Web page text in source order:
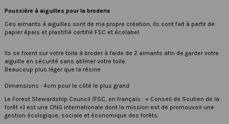
Poussière à aiguilles pour la broderie
Ces aimants à aiguilles sont de ma propre création, ils sont fait à partir de
papier épais et plastifié certifié FSC et écolabel
Ils se fixent sur votre toile à broder à l'aide de 2 aimants afin de garder votre
aiguille en sécurité sans abîmer votre toile.
Beaucoup plus léger que la résine
Dimensions : 4cm pour le côté le plus grand
Le Forest Stewardship Council (FSC, en français : « Conseil de Soutien de la
forêt ») est une ONG internationale dont la mission est de promouvoir une
gestion écologique, sociale et économique des forêts.